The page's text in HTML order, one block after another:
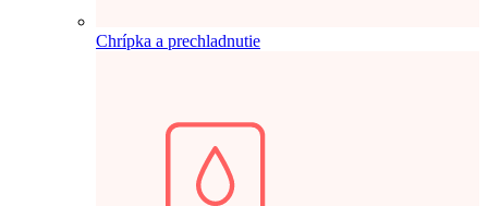
Chrípka a prechladnutie